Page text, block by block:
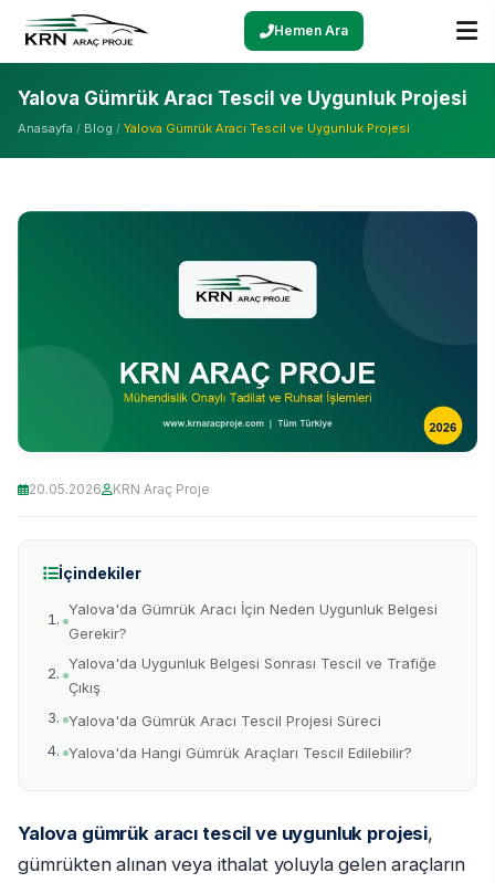
Hemen Ara
Yalova Gümrük Aracı Tescil ve Uygunluk Projesi
Anasayfa / Blog / Yalova Gümrük Aracı Tescil ve Uygunluk Projesi
20.05.2026 KRN Araç Proje
İçindekiler
Yalova'da Gümrük Aracı İçin Neden Uygunluk Belgesi
Gerekir?
Yalova'da Uygunluk Belgesi Sonrası Tescil ve Trafiğe
Çıkış
Yalova'da Gümrük Aracı Tescil Projesi Süreci
Yalova'da Hangi Gümrük Araçları Tescil Edilebilir?
Yalova gümrük aracı tescil ve uygunluk projesi,
gümrükten alınan veya ithalat yoluyla gelen araçların